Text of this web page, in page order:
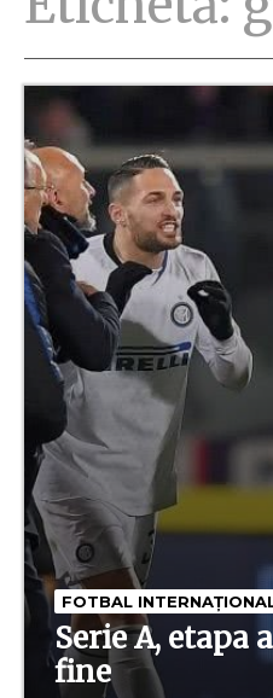
FOTBAL
Serie A, etapa
fine